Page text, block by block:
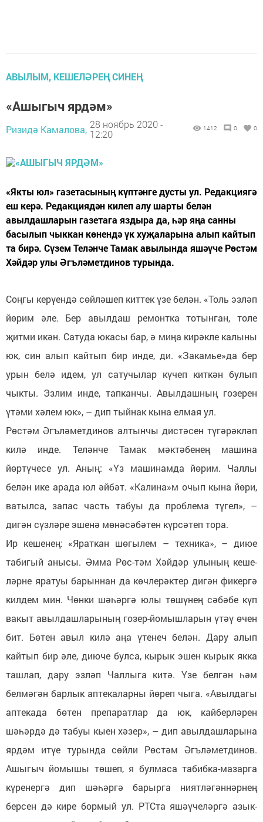
АВЫЛЫМ, КЕШЕЛӘРЕҢ СИНЕҢ
«Ашыгыч ярдәм»
Ризидә Камалова, 28 ноябрь 2020 -
12:20
1412 0 0
«Якты юл» газетасының күптәнге дусты ул. Редакциягә
еш керә. Редакциядән килеп алу шарты белән
авылдашларын газетага яздыра да, һәр яңа санны
басылып чыккан көнендә үк хуҗаларына алып кайтып
та бирә. Сүзем Теләнче Тамак авылында яшәүче Рөстәм
Хәйдәр улы Әгъләметдинов турында.
Соңгы керүендә сөйләшеп киттек үзе белән. «Толь эзләп
йөрим әле. Бер авылдаш ремонтка тотынган, толе
җитми икән. Сатуда юкасы бар, ә миңа кирәкле калыны
юк, син алып кайтып бир инде, ди. «Закамье»да бер
урын белә идем, ул сатучылар күчеп киткән булып
чыкты. Эзлим инде, тапканчы. Авылдашның гозерен
үтәми хәлем юк», – дип тыйнак кына елмая ул.
Рөстәм Әгъләметдинов алтынчы дистәсен түгәрәкләп
килә инде. Теләнче Тамак мәктәбенең машина
йөртүчесе ул. Аның: «Үз машинамда йөрим. Чаллы
белән ике арада юл әйбәт. «Калина»м очып кына йөри,
ватылса, запас часть табуы да проблема түгел», –
дигән сүзләре эшенә мөнәсәбәтен күрсәтеп тора.
Ир кешенең: «Яраткан шөгылем – техника», – диюе
табигый анысы. Әмма Рөс-тәм Хәйдәр улының кеше-
ләрне яратуы барыннан да көчлерәктер дигән фикергә
килдем мин. Чөнки шәһәргә юлы төшүнең сәбәбе күп
вакыт авылдашларының гозер-йомышларын үтәү өчен
бит. Бөтен авыл килә аңа үтенеч белән. Дару алып
кайтып бир әле, диюче булса, кырык эшен кырык якка
ташлап, дару эзләп Чаллыга китә. Үзе белгән һәм
белмәгән барлык аптекаларны йөреп чыга. «Авылдагы
аптекада бөтен препаратлар да юк, кайберләрен
шәһәрдә дә табуы кыен хәзер», – дип авылдашларына
ярдәм итүе турында сөйли Рөстәм Әгъләметдинов.
Ашыгыч йомышы төшеп, я булмаса табибка-мазарга
күренергә дип шәһәргә барырга ниятләгәннәрнең
берсен дә кире бормый ул. РТСта яшәүчеләргә азык-